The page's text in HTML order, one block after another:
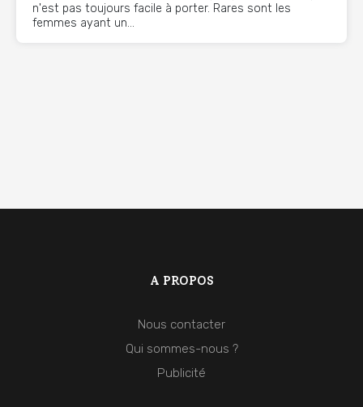
n'est pas toujours facile à porter. Rares sont les
femmes ayant un...
A PROPOS
Nous contacter
Qui sommes-nous ?
Publicité